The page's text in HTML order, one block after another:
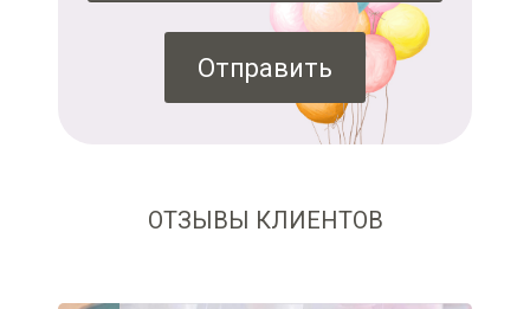
Отправить
ОТЗЫВЫ КЛИЕНТОВ